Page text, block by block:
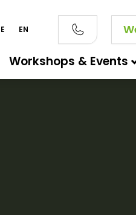
EN
Workshops & Events